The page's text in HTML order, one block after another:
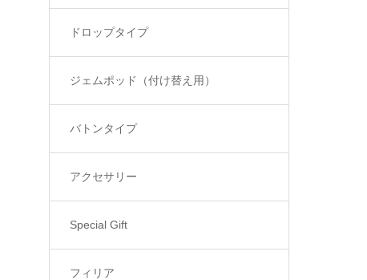
ドロップタイプ
ジェムポッド（付け替え用）
バトンタイプ
アクセサリー
Special Gift
フィリア